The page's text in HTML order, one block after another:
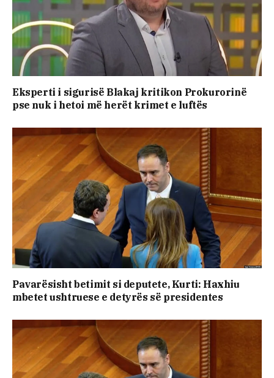
Eksperti i sigurisë Blakaj kritikon Prokurorinë
pse nuk i hetoi më herët krimet e luftës
Pavarësisht betimit si deputete, Kurti: Haxhiu
mbetet ushtruese e detyrës së presidentes